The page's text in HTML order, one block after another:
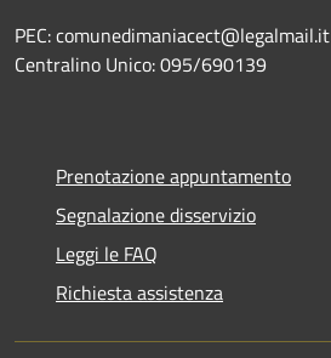
PEC: comunedimaniacect@legalmail.it
Centralino Unico: 095/690139
Prenotazione appuntamento
Segnalazione disservizio
Leggi le FAQ
Richiesta assistenza